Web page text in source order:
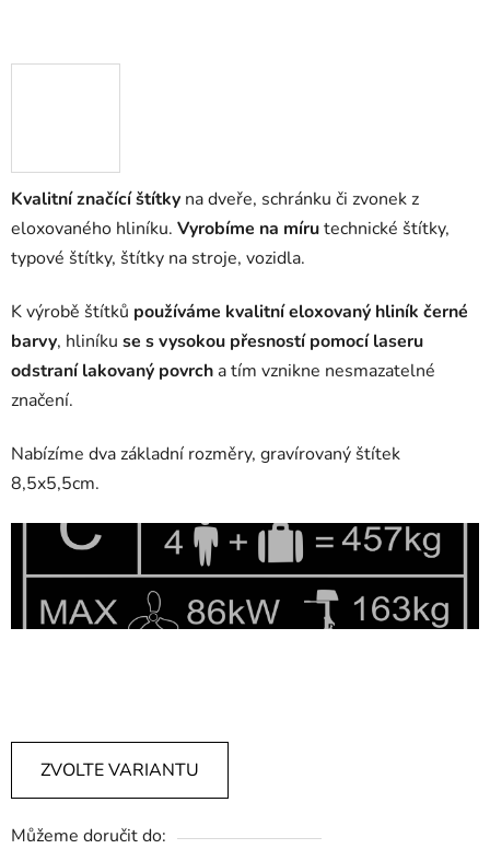
Kvalitní značící štítky na dveře, schránku či zvonek z
eloxovaného hliníku. Vyrobíme na mírutechnické štítky,
typové štítky, štítky na stroje, vozidla.
K výrobě štítků používáme kvalitní eloxovaný hliník černé
barvy, hliníku se s vysokou přesností pomocí laseru
odstraní lakovaný povrch a tím vznikne nesmazatelné
značení.
Nabízíme dva základní rozměry, gravírovaný štítek
8,5x5,5cm.
ZVOLTE VARIANTU
Můžeme doručit do: